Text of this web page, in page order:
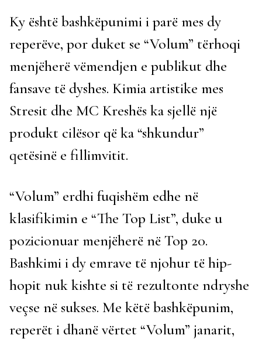
Ky është bashkëpunimi i parë mes dy
reperëve, por duket se “Volum” tërhoqi
menjëherë vëmendjen e publikut dhe
fansave të dyshes. Kimia artistike mes
Stresit dhe MC Kreshës ka sjellë një
produkt cilësor që ka “shkundur”
qetësinë e fillimvitit.
“Volum” erdhi fuqishëm edhe në
klasifikimin e “The Top List”, duke u
pozicionuar menjëherë në Top 20.
Bashkimi i dy emrave të njohur të hip-
hopit nuk kishte si të rezultonte ndryshe
veçse në sukses. Me këtë bashkëpunim,
reperët i dhanë vërtet “Volum” janarit,